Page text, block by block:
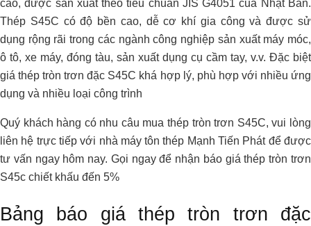
cao, được sản xuất theo tiêu chuẩn JIS G4051 của Nhật Bản.
Thép S45C có độ bền cao, dễ cơ khí gia công và được sử
dụng rộng rãi trong các ngành công nghiệp sản xuất máy móc,
ô tô, xe máy, đóng tàu, sản xuất dụng cụ cầm tay, v.v. Đặc biệt
giá thép tròn trơn đặc S45C khá hợp lý, phù hợp với nhiều ứng
dụng và nhiều loại công trình
Quý khách hàng có nhu câu mua thép tròn trơn S45C, vui lòng
liên hệ trực tiếp với nhà máy tôn thép Mạnh Tiến Phát để được
tư vấn ngay hôm nay. Gọi ngay để nhận báo giá thép tròn trơn
S45c chiết khấu đến 5%
Bảng báo giá thép tròn trơn đặc